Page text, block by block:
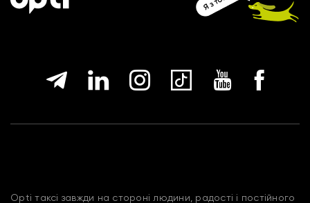
Opti таксі завжди на стороні людини, радості і постійного